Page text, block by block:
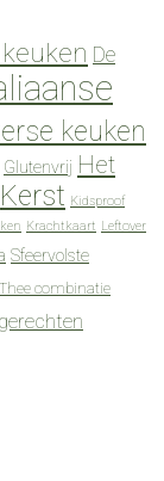
De
keuken
Glutenvrij Het
Kerst Kidsproof
Krachtkaart Leftover
Sfeervolste
Thee combinatie